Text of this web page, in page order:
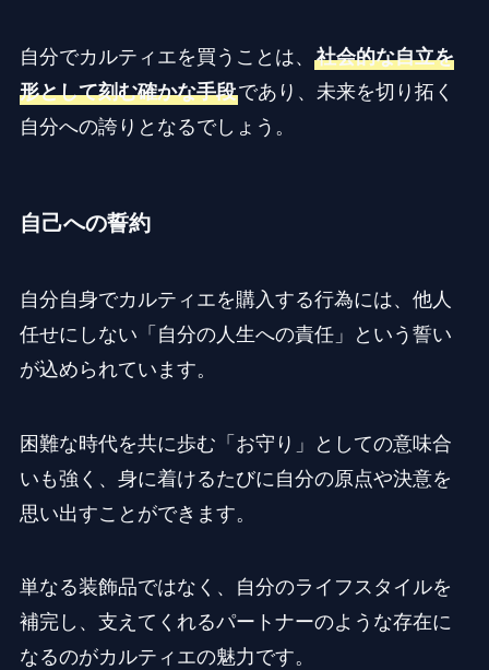
自分でカルティエを買うことは、 社会的な自立を
形として刻む確かな手段であり、未来を切り拓く
自分への誇りとなるでしょう。
自己への誓約
自分自身でカルティエを購入する行為には、他人
任せにしない「自分の人生への責任」という誓い
が込められています。
困難な時代を共に歩む「お守り」としての意味合
いも強く、身に着けるたびに自分の原点や決意を
思い出すことができます。
単なる装飾品ではなく、自分のライフスタイルを
補完し、支えてくれるパートナーのような存在に
なるのがカルティエの魅力です。